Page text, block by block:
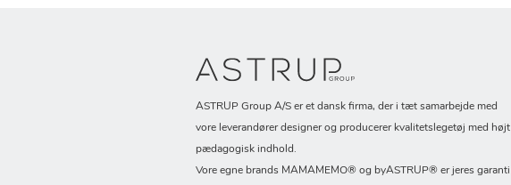
ASTRUP Group A/S er et dansk firma, der i tæt samarbejde med
vore leverandører designer og producerer kvalitetslegetøj med højt
pædagogisk indhold.
Vore egne brands MAMAMEMO® og byASTRUP® er jeres garanti